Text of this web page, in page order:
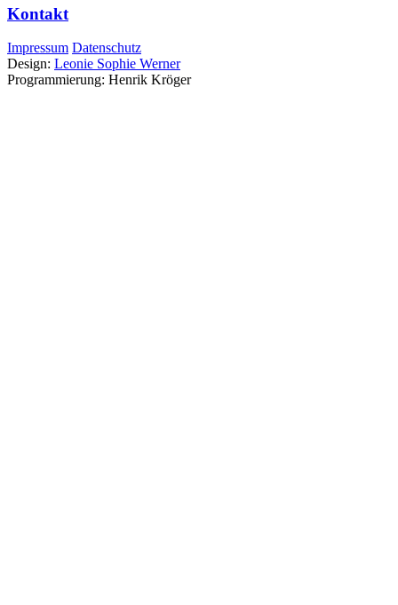
Kontakt
Impressum Datenschutz
Design: Leonie Sophie Werner
Programmierung: Henrik Kröger